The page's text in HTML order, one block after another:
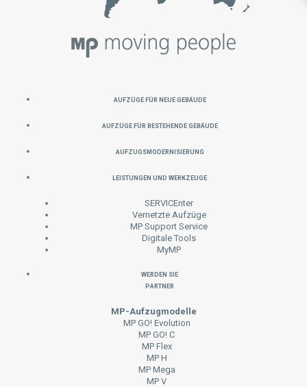
Aufzüge für neue Gebäude
Aufzüge für bestehende Gebäude
Aufzugsmodernisierung
Leistungen und Werkzeuge
SERVICEnter
Vernetzte Aufzüge
MP Support Service
Digitale Tools
MyMP
Werden Sie
Partner
MP-Aufzugmodelle
MP GO! Evolution
MP GO! C
MP Flex
MP H
MP Mega
MP V